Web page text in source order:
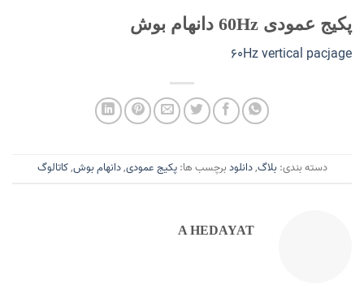
پکیج عمودی 60Hz دانهام بوش
60Hz vertical pacjage
دسته بندی: بلاگ,دانلودبرچسب ها:پکیج عمودی,دانهام بوش,کاتالوگ
A HEDAYAT